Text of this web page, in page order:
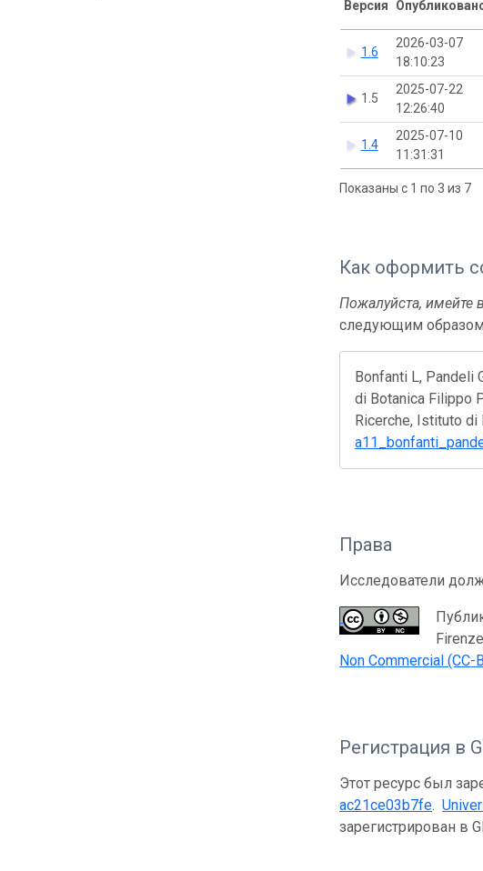
Версия
1.6
2026-03-07
18:10:23
1.5
2025-07-22
12:26:40
1.4
2025-07-10
11:31:31
Показаны с 1 по 3 из 7
Как оформить
Пожалуйста, имейте
следующим
Bonfanti L, Pandeli
di Botanica Filippo
Ricerche, Istituto di
Права
Исследователи
Non Commercial (CC-
Регистрация в
Этот ресурс был
ac21ce03b7fe.
зарегистрирован в